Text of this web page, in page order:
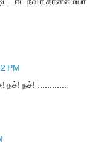
PM
நச்! நச்! ............